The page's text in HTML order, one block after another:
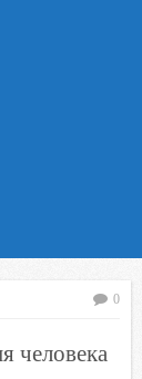
0
человека